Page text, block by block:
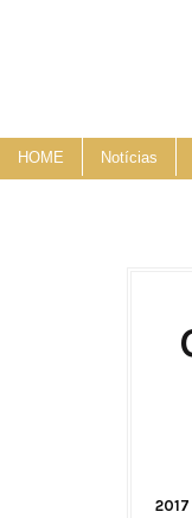
HOME Notícias
2017